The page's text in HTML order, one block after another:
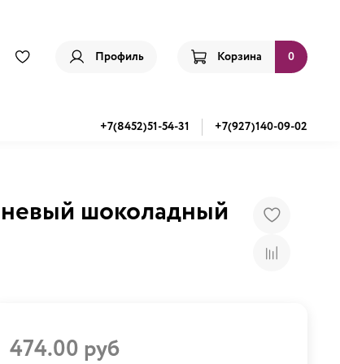
Профиль Корзина 0
+7(8452)51-54-31 +7(927)140-09-02
шоколадный
474.00 руб